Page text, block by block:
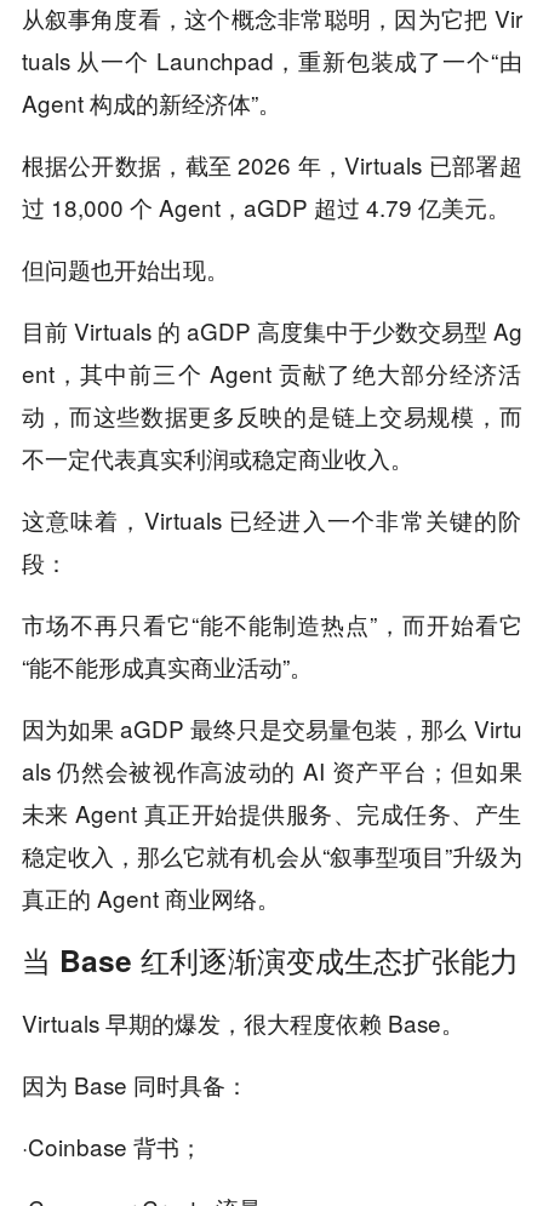
从叙事角度看，这个概念非常聪明，因为它把 Vir
tuals 从一个 Launchpad，重新包装成了一个“由
Agent 构成的新经济体”。
根据公开数据，截至 2026 年，Virtuals 已部署超
过 18,000 个 Agent，aGDP 超过 4.79 亿美元。
但问题也开始出现。
目前 Virtuals 的 aGDP 高度集中于少数交易型 Ag
ent，其中前三个 Agent 贡献了绝大部分经济活
动，而这些数据更多反映的是链上交易规模，而
不一定代表真实利润或稳定商业收入。
这意味着，Virtuals 已经进入一个非常关键的阶
段：
市场不再只看它“能不能制造热点”，而开始看它
“能不能形成真实商业活动”。
因为如果 aGDP 最终只是交易量包装，那么 Virtu
als 仍然会被视作高波动的 AI 资产平台；但如果
未来 Agent 真正开始提供服务、完成任务、产生
稳定收入，那么它就有机会从“叙事型项目”升级为
真正的 Agent 商业网络。
当 Base 红利逐渐演变成生态扩张能力
Virtuals 早期的爆发，很大程度依赖 Base。
因为 Base 同时具备：
·Coinbase 背书；